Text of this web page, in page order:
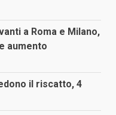
a Roma e Milano,
aumento
il riscatto, 4